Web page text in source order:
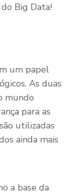
Big Data!
um papel
As duas
mundo
para as
utilizadas
ainda mais
a base da